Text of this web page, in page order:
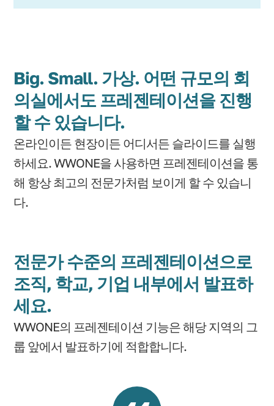
Big. Small. 가상. 어떤 규모의 회
의실에서도 프레젠테이션을 진행
할 수 있습니다.
온라인이든 현장이든 어디서든 슬라이드를 실행
하세요. WWONE을 사용하면 프레젠테이션을 통
해 항상 최고의 전문가처럼 보이게 할 수 있습니
다.
전문가 수준의 프레젠테이션으로
조직, 학교, 기업 내부에서 발표하
세요.
WWONE의 프레젠테이션 기능은 해당 지역의 그
룹 앞에서 발표하기에 적합합니다.